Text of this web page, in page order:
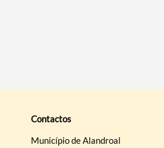
Filtros
Contactos
Município de Alandroal